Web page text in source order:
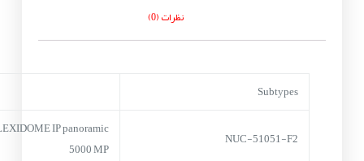
نظرات (0)
Subtypes
NUC-51051-F2
IP panoramic
5000 MP